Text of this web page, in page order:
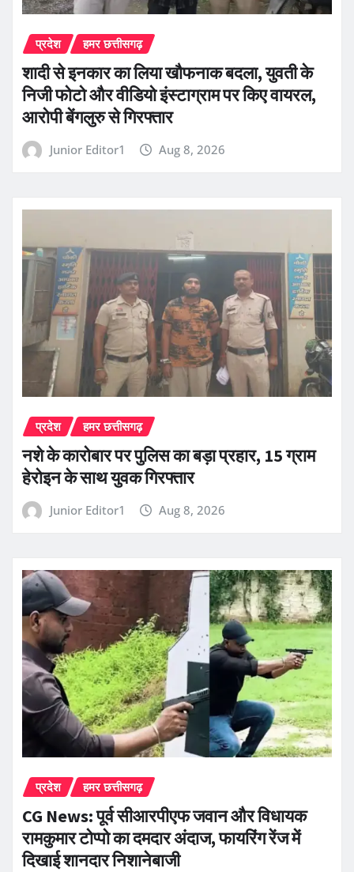
प्रदेश हमर छत्तीसगढ़
शादी से इनकार का लिया खौफनाक बदला, युवती के
निजी फोटो और वीडियो इंस्टाग्राम पर किए वायरल,
आरोपी बेंगलुरु से गिरफ्तार
Junior Editor1 Aug 8, 2026
प्रदेश हमर छत्तीसगढ़
नशे के कारोबार पर पुलिस का बड़ा प्रहार, 15 ग्राम
हेरोइन के साथ युवक गिरफ्तार
Junior Editor1 Aug 8, 2026
प्रदेश हमर छत्तीसगढ़
CG News: पूर्व सीआरपीएफ जवान और विधायक
रामकुमार टोप्पो का दमदार अंदाज, फायरिंग रेंज में
दिखाई शानदार निशानेबाजी